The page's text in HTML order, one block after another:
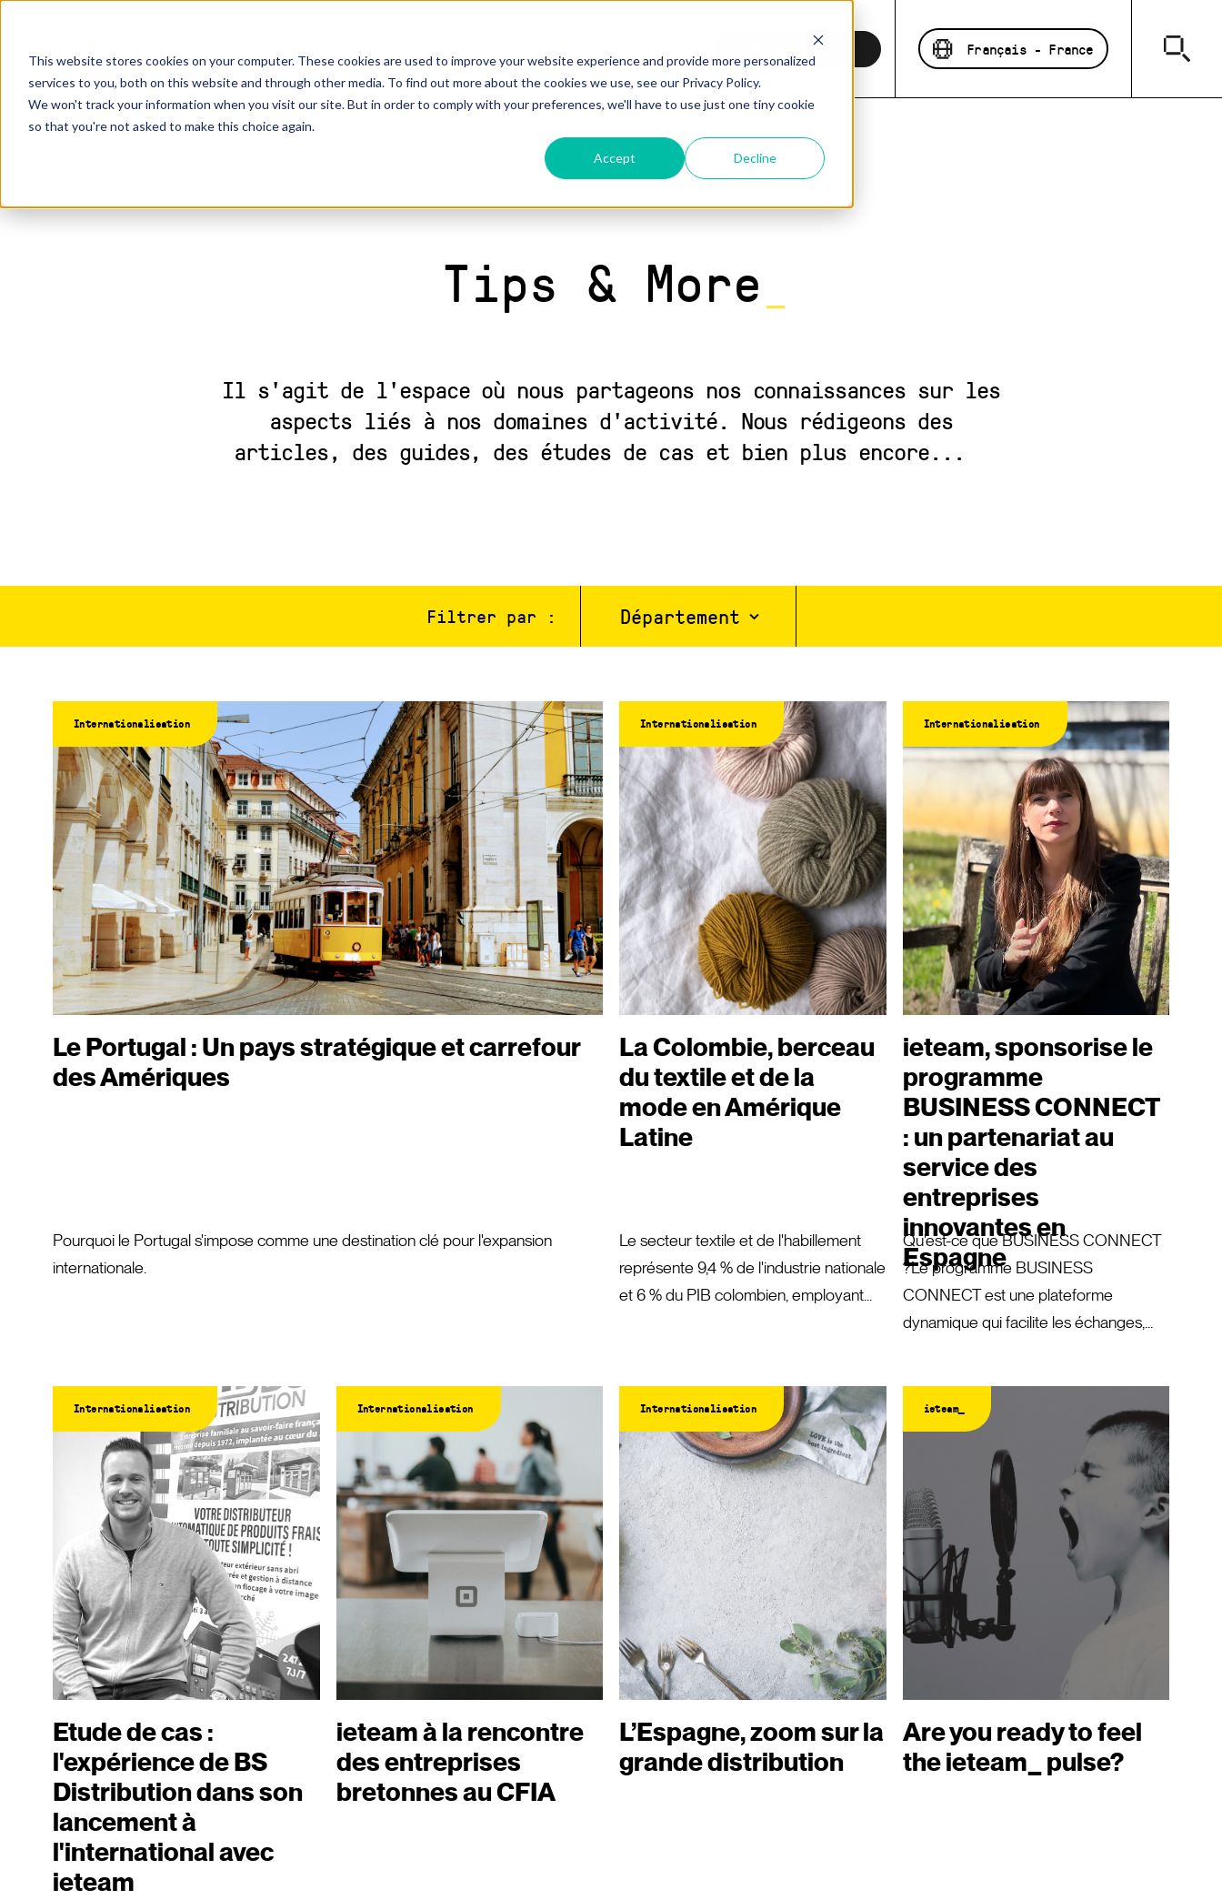
This website stores cookies on your computer. These cookies are used to improve your website experience and provide more personalized
services to you, both on this website and through other media. To find out more about the cookies we use, see our Privacy Policy.
We won't track your information when you visit our site. But in order to comply with your preferences, we'll have to use just one tiny cookie
so that you're not asked to make this choice again.
Accept Decline
_ Offres d'emploi Français - France
Tips & More
Il s'agit de l'espace où nous partageons nos connaissances sur les
aspects liés à nos domaines d'activité. Nous rédigeons des
articles, des guides, des études de cas et bien plus encore...
Filtrer par : Département
Internationalisation
Le Portugal : Un pays stratégique et carrefour
des Amériques
Pourquoi le Portugal s'impose comme une destination clé pour l'expansion
internationale.
Internationalisation
La Colombie, berceau
du textile et de la
mode en Amérique
Latine
Le secteur textile et de l'habillement
représente 9,4 % de l'industrie nationale
et 6 % du PIB colombien, employant...
Internationalisation
ieteam, sponsorise le
programme
BUSINESS CONNECT
: un partenariat au
service des
entreprises
innovantes en
Espagne
Qu'est-ce que BUSINESS CONNECT
?Le programme BUSINESS
CONNECT est une plateforme
dynamique qui facilite les échanges,...
Internationalisation
Etude de cas :
l'expérience de BS
Distribution dans son
lancement à
l'international avec
ieteam
Internationalisation
ieteam à la rencontre
des entreprises
bretonnes au CFIA
Internationalisation
L’Espagne, zoom sur la
grande distribution
ieteam_
Are you ready to feel
the ieteam_ pulse?